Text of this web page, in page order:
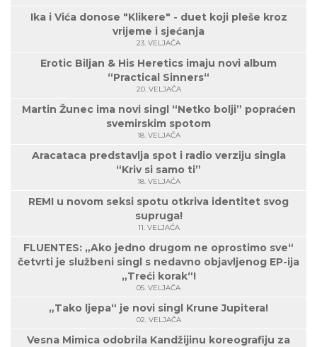
Ika i Vića donose "Klikere" - duet koji pleše kroz
vrijeme i sjećanja
23. VELJAČA
Erotic Biljan & His Heretics imaju novi album
“Practical Sinners“
20. VELJAČA
Martin Žunec ima novi singl “Netko bolji” popraćen
svemirskim spotom
18. VELJAČA
Aracataca predstavlja spot i radio verziju singla
“Kriv si samo ti”
18. VELJAČA
REMI u novom seksi spotu otkriva identitet svog
supruga!
11. VELJAČA
FLUENTES: „Ako jedno drugom ne oprostimo sve“
četvrti je službeni singl s nedavno objavljenog EP-ija
„Treći korak“!
05. VELJAČA
„Tako ljepa“ je novi singl Krune Jupitera!
02. VELJAČA
Vesna Mimica odobrila Kandžijinu koreografiju za